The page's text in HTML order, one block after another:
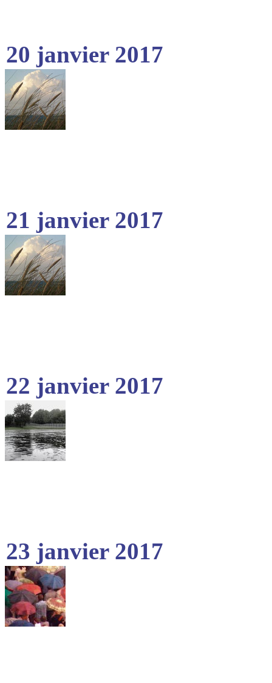
20 janvier 2017
21 janvier 2017
22 janvier 2017
23 janvier 2017